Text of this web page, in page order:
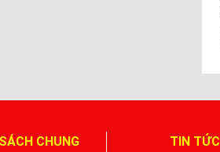
CHUNG TIN TỨC